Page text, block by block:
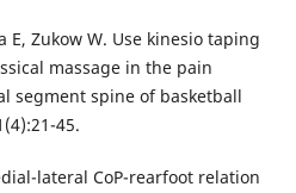
E, Zukow W. Use kinesio taping
massage in the pain
segment spine of basketball
45.
lateral CoP-rearfoot relation